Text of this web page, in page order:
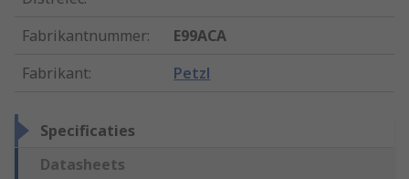
Fabrikantnummer:
E99ACA
Fabrikant: Petzl
Specificaties
Datasheets